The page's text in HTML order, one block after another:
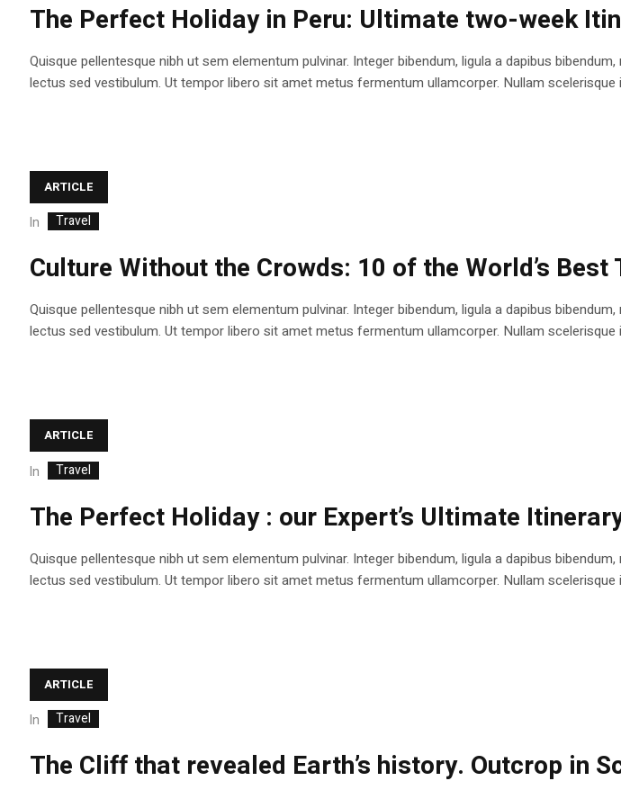
The Perfect Holiday in Peru: Ultimate two-week
Quisque pellentesque nibh ut sem elementum pulvinar. Integer bibendum, ligula a dapibus
lectus sed vestibulum. Ut tempor libero sit amet metus fermentum ullamcorper. Nullam
ARTICLE
In Travel
Culture Without the Crowds: 10 of the World’s Best
Quisque pellentesque nibh ut sem elementum pulvinar. Integer bibendum, ligula a dapibus
lectus sed vestibulum. Ut tempor libero sit amet metus fermentum ullamcorper. Nullam
ARTICLE
In Travel
The Perfect Holiday : our Expert’s Ultimate
Quisque pellentesque nibh ut sem elementum pulvinar. Integer bibendum, ligula a dapibus
lectus sed vestibulum. Ut tempor libero sit amet metus fermentum ullamcorper. Nullam
ARTICLE
In Travel
The Cliff that revealed Earth’s history. Outcrop in